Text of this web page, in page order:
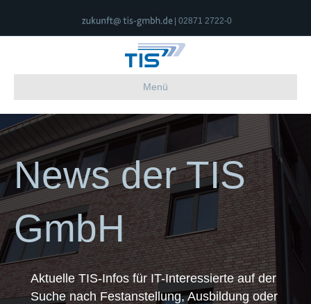
| 02871 2722-0
Menü
News der TIS
GmbH
Aktuelle TIS-Infos für IT-Interessierte auf der
Suche nach Festanstellung, Ausbildung oder